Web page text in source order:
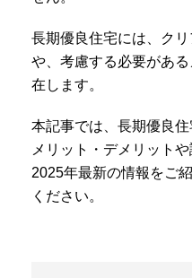
長期優良住宅には、ク
や、考慮する必要があ
在します。
本記事では、長期優良住
メリット・デメリット
2025年最新の情報をご
ください。